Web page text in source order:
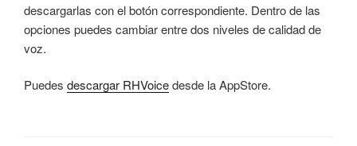
descargarlas con el botón correspondiente. Dentro de las
opciones puedes cambiar entre dos niveles de calidad de
voz.
Puedes descargar RHVoicedesde la AppStore.